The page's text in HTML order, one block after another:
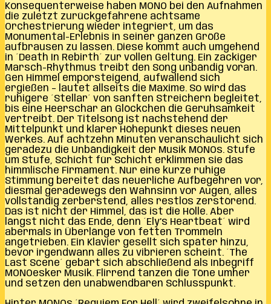
Konsequenterweise haben MONO bei den Aufnahmen
die zuletzt zurückgefahrene achtsame
Orchestrierung wieder integriert, um das
Monumental-Erlebnis in seiner ganzen Größe
aufbrausen zu lassen. Diese kommt auch umgehend
in ´Death In Rebirth´ zur vollen Geltung. Ein zackiger
Marsch-Rhythmus treibt den Song unbändig voran.
Gen Himmel emporsteigend, aufwallend sich
ergießen – lautet allseits die Maxime. So wird das
ruhigere ´Stellar´ von sanften Streichern begleitet,
bis eine Heerschar an Glöckchen die Geruhsamkeit
vertreibt. Der Titelsong ist nachstehend der
Mittelpunkt und klarer Höhepunkt dieses neuen
Werkes. Auf achtzehn Minuten veranschaulicht sich
geradezu die Unbändigkeit der Musik MONOs. Stufe
um Stufe, Schicht für Schicht erklimmen sie das
himmlische Firmament. Nur eine kurze ruhige
Stimmung bereitet das neuerliche Aufbegehren vor,
diesmal geradewegs den Wahnsinn vor Augen, alles
vollständig zerberstend, alles restlos zerstörend.
Das ist nicht der Himmel, das ist die Hölle. Aber
längst nicht das Ende, denn ´Ely’s Heartbeat´ wird
abermals in Überlänge von fetten Trommeln
angetrieben. Ein Klavier gesellt sich später hinzu,
bevor irgendwann alles zu vibrieren scheint. ´The
Last Scene´ gebärt sich abschließend als Inbegriff
MONOesker Musik. Flirrend tanzen die Töne umher
und setzen den unabwendbaren Schlusspunkt.